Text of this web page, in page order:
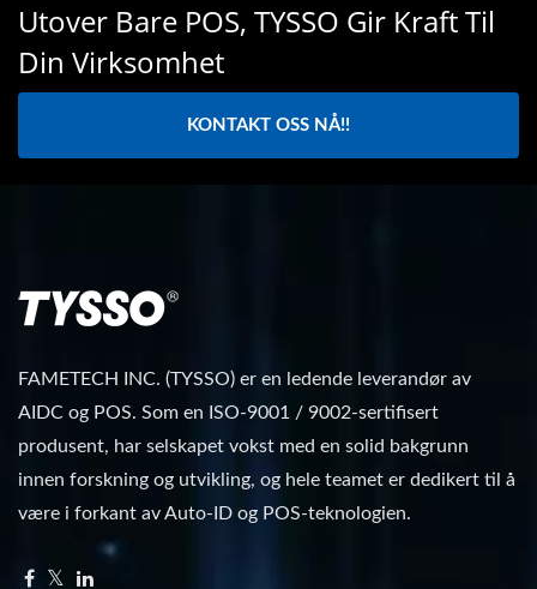
Utover Bare POS, TYSSO Gir Kraft Til
Din Virksomhet
KONTAKT OSS NÅ!!
FAMETECH INC. (TYSSO) er en ledende leverandør av
AIDC og POS. Som en ISO-9001 / 9002-sertifisert
produsent, har selskapet vokst med en solid bakgrunn
innen forskning og utvikling, og hele teamet er dedikert til å
være i forkant av Auto-ID og POS-teknologien.